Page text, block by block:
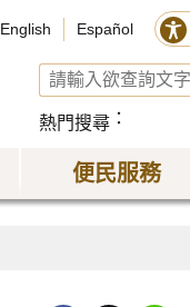
English Español
熱門搜尋
便民服務